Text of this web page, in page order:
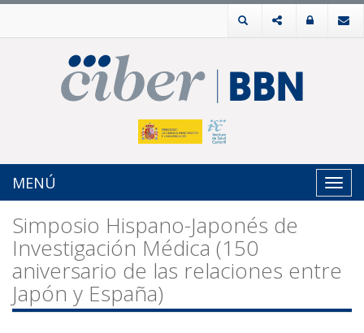
MENÚ
Simposio Hispano-Japonés de
Investigación Médica (150
aniversario de las relaciones entre
Japón y España)